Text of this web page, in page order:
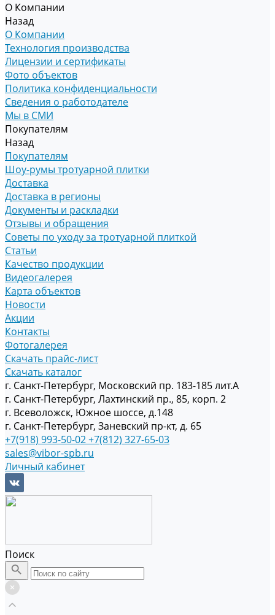
О Компании
Назад
О Компании
Технология производства
Лицензии и сертификаты
Фото объектов
Политика конфиденциальности
Сведения о работодателе
Мы в СМИ
Покупателям
Назад
Покупателям
Шоу-румы тротуарной плитки
Доставка
Доставка в регионы
Документы и раскладки
Отзывы и обращения
Советы по уходу за тротуарной плиткой
Статьи
Качество продукции
Видеогалерея
Карта объектов
Новости
Акции
Контакты
Фотогалерея
Скачать прайс-лист
Скачать каталог
г. Санкт-Петербург, Московский пр. 183-185 лит.А
г. Санкт-Петербург, Лахтинский пр., 85, корп. 2
г. Всеволожск, Южное шоссе, д.148
г. Санкт-Петербург, Заневский пр-кт, д. 65
+7(918) 993-50-02+7(812) 327-65-03
sales@vibor-spb.ru
Личный кабинет
Поиск